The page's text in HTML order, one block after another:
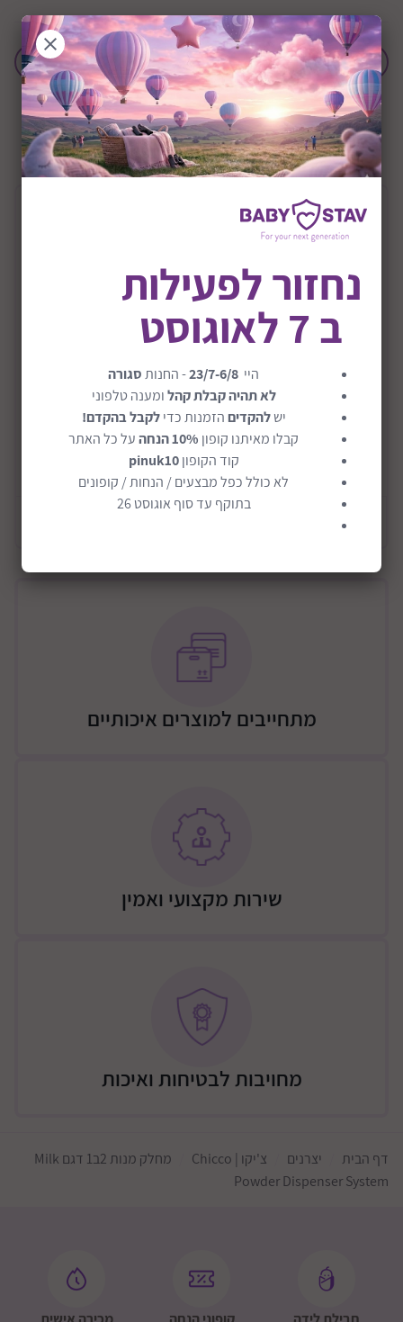
הוסף לחבילת לידה
+0M שיתוף:
תיאור המוצר
מחלק מנות 2ב1 דגם Milk Powder Dispenser
System
לנשיאת אבקת חלב ונשנושים קלים גם בדרכים
מאפשר לארוז עד 3 מנות אבקת חלב שנמדדו מראש, כך
שניתן להכין את הבקבוק בקלות כשיוצאים לטייל
על ידי הסרת המחלק הפנימי, ניתן להשתמש במחלק
המנות לחטיפים כמו עם המיכל הגדול של ה- 300 מ"ל
ניתן לחבר יחד את המיכלים באמצעות החיבור החדשני
ומאפשר להעביר אותם בקלות מבלי לאבד אותם בתיק
ניתן לשמור במקרר ובמקפיא ולחמם במיקרוגל
גיל :מגיל לידה
מידע כללי
מתחייבים למוצרים איכותיים
שירות מקצועי ואמין
מחויבות לבטיחות ואיכות
דף הבית יצרנים צ'יקו | Chicco
מחלק מנות 2ב1 דגם Milk
Powder Dispenser System
נחזור לפעילות
ב 7 לאוגוסט
היי 23/7-6/8- החנותסגורה
לא תהיה קבלת קהלומענה טלפוני
ישלהקדיםהזמנות כדילקבל בהקדם!
קבלו מאיתנו קופון 10% הנחה
על כל האתר
קוד הקופוןpinuk10
לא כולל כפל מבצעים / הנחות / קופונים
בתוקף עד סוף אוגוסט 26